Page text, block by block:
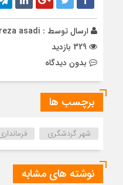
ارسال توسط : asadi
بدون دیدگاه
برچسب ها
شهر گردشگری
نوشته های مشابه